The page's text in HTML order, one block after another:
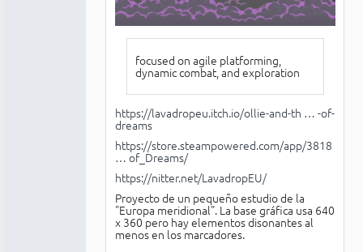
focused on agile platforming,
dynamic combat, and exploration
https://lavadropeu.itch.io/ollie-and-th … -of-
dreams
https://store.steampowered.com/app/3818
… of_Dreams/
https://nitter.net/LavadropEU/
Proyecto de un pequeño estudio de la
"Europa meridional". La base gráfica usa 640
x 360 pero hay elementos disonantes al
menos en los marcadores.